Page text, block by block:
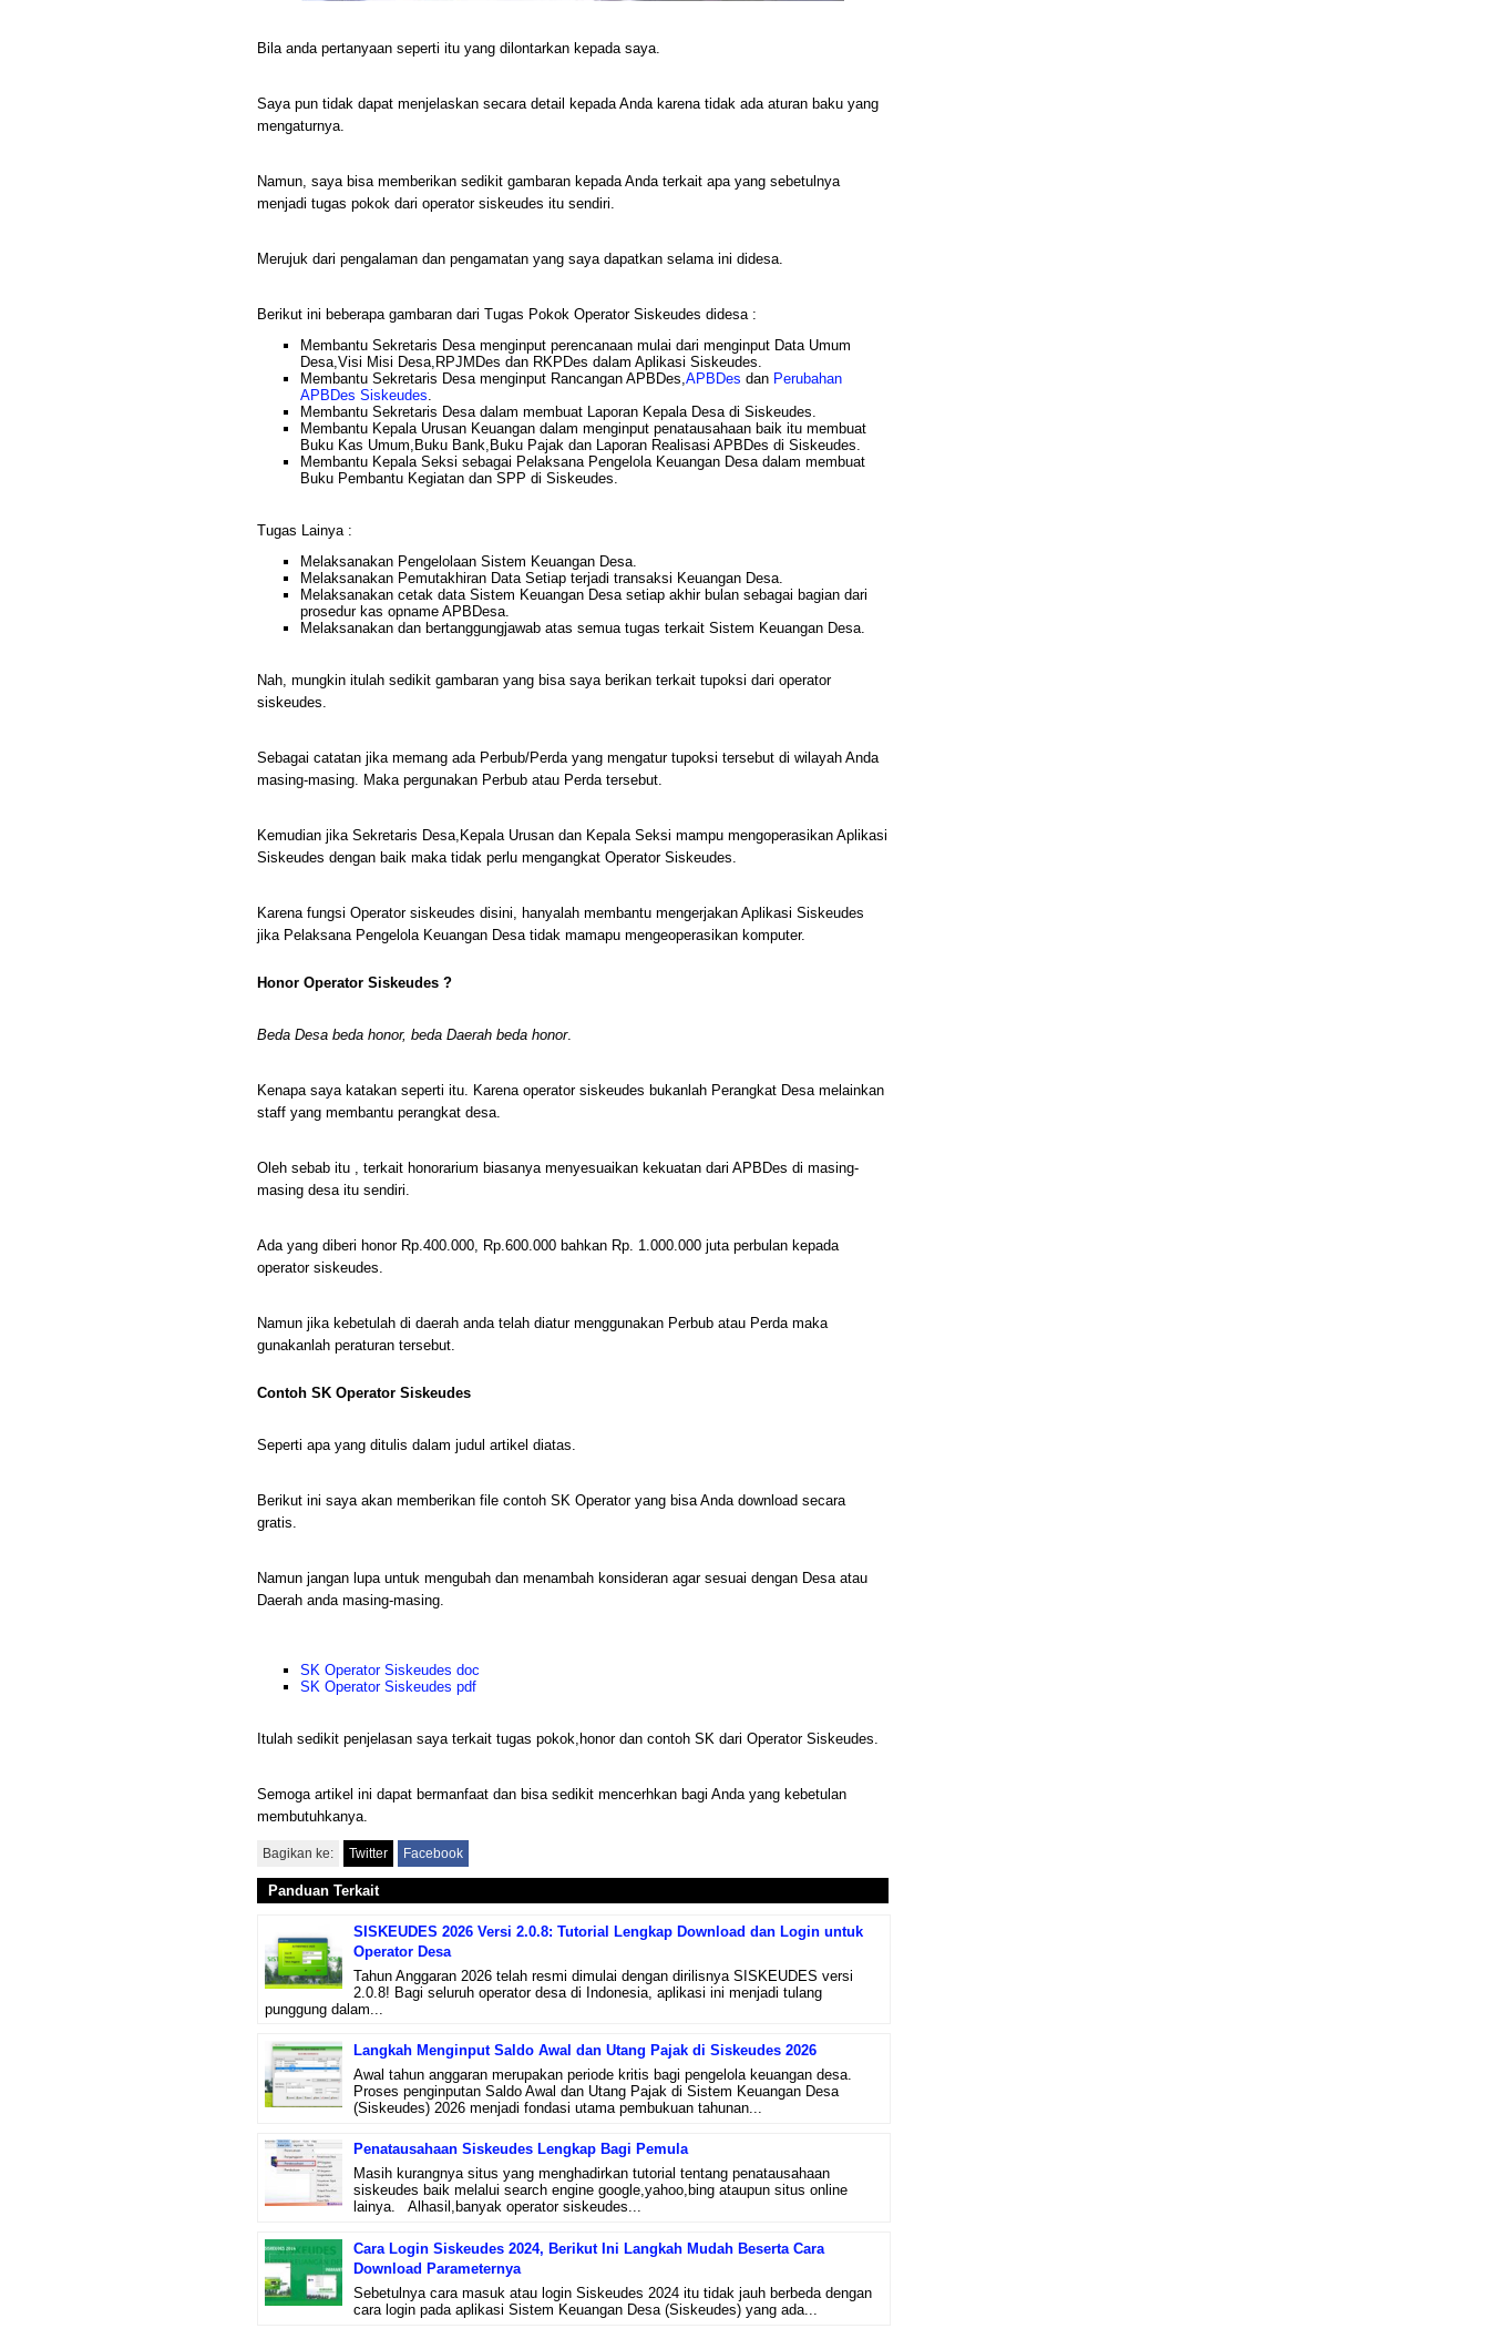
Bila anda pertanyaan seperti itu yang dilontarkan kepada saya.
Saya pun tidak dapat menjelaskan secara detail kepada Anda karena tidak ada aturan baku yang
mengaturnya.
Namun, saya bisa memberikan sedikit gambaran kepada Anda terkait apa yang sebetulnya
menjadi tugas pokok dari operator siskeudes itu sendiri.
Merujuk dari pengalaman dan pengamatan yang saya dapatkan selama ini didesa.
Berikut ini beberapa gambaran dari Tugas Pokok Operator Siskeudes didesa :
Membantu Sekretaris Desa menginput perencanaan mulai dari menginput Data Umum
Desa,Visi Misi Desa,RPJMDes dan RKPDes dalam Aplikasi Siskeudes.
Membantu Sekretaris Desa menginput Rancangan APBDes,APBDes dan Perubahan
APBDes Siskeudes.
Membantu Sekretaris Desa dalam membuat Laporan Kepala Desa di Siskeudes.
Membantu Kepala Urusan Keuangan dalam menginput penatausahaan baik itu membuat
Buku Kas Umum,Buku Bank,Buku Pajak dan Laporan Realisasi APBDes di Siskeudes.
Membantu Kepala Seksi sebagai Pelaksana Pengelola Keuangan Desa dalam membuat
Buku Pembantu Kegiatan dan SPP di Siskeudes.
Tugas Lainya :
Melaksanakan Pengelolaan Sistem Keuangan Desa.
Melaksanakan Pemutakhiran Data Setiap terjadi transaksi Keuangan Desa.
Melaksanakan cetak data Sistem Keuangan Desa setiap akhir bulan sebagai bagian dari
prosedur kas opname APBDesa.
Melaksanakan dan bertanggungjawab atas semua tugas terkait Sistem Keuangan Desa.
Nah, mungkin itulah sedikit gambaran yang bisa saya berikan terkait tupoksi dari operator
siskeudes.
Sebagai catatan jika memang ada Perbub/Perda yang mengatur tupoksi tersebut di wilayah Anda
masing-masing. Maka pergunakan Perbub atau Perda tersebut.
Kemudian jika Sekretaris Desa,Kepala Urusan dan Kepala Seksi mampu mengoperasikan Aplikasi
Siskeudes dengan baik maka tidak perlu mengangkat Operator Siskeudes.
Karena fungsi Operator siskeudes disini, hanyalah membantu mengerjakan Aplikasi Siskeudes
jika Pelaksana Pengelola Keuangan Desa tidak mamapu mengeoperasikan komputer.
Honor Operator Siskeudes ?
Beda Desa beda honor, beda Daerah beda honor.
Kenapa saya katakan seperti itu. Karena operator siskeudes bukanlah Perangkat Desa melainkan
staff yang membantu perangkat desa.
Oleh sebab itu , terkait honorarium biasanya menyesuaikan kekuatan dari APBDes di masing-
masing desa itu sendiri.
Ada yang diberi honor Rp.400.000, Rp.600.000 bahkan Rp. 1.000.000 juta perbulan kepada
operator siskeudes.
Namun jika kebetulah di daerah anda telah diatur menggunakan Perbub atau Perda maka
gunakanlah peraturan tersebut.
Contoh SK Operator Siskeudes
Seperti apa yang ditulis dalam judul artikel diatas.
Berikut ini saya akan memberikan file contoh SK Operator yang bisa Anda download secara
gratis.
Namun jangan lupa untuk mengubah dan menambah konsideran agar sesuai dengan Desa atau
Daerah anda masing-masing.
SK Operator Siskeudes doc
SK Operator Siskeudes pdf
Itulah sedikit penjelasan saya terkait tugas pokok,honor dan contoh SK dari Operator Siskeudes.
Semoga artikel ini dapat bermanfaat dan bisa sedikit mencerhkan bagi Anda yang kebetulan
membutuhkanya.
Bagikan ke: Twitter Facebook
Panduan Terkait
SISKEUDES 2026 Versi 2.0.8: Tutorial Lengkap Download dan Login untuk
Operator Desa
Tahun Anggaran 2026 telah resmi dimulai dengan dirilisnya SISKEUDES versi
2.0.8! Bagi seluruh operator desa di Indonesia, aplikasi ini menjadi tulang
punggung dalam...
Langkah Menginput Saldo Awal dan Utang Pajak di Siskeudes 2026
Awal tahun anggaran merupakan periode kritis bagi pengelola keuangan desa.
Proses penginputan Saldo Awal dan Utang Pajak di Sistem Keuangan Desa
(Siskeudes) 2026 menjadi fondasi utama pembukuan tahunan...
Penatausahaan Siskeudes Lengkap Bagi Pemula
Masih kurangnya situs yang menghadirkan tutorial tentang penatausahaan
siskeudes baik melalui search engine google,yahoo,bing ataupun situs online
lainya. Alhasil,banyak operator siskeudes...
Cara Login Siskeudes 2024, Berikut Ini Langkah Mudah Beserta Cara
Download Parameternya
Sebetulnya cara masuk atau login Siskeudes 2024 itu tidak jauh berbeda dengan
cara login pada aplikasi Sistem Keuangan Desa (Siskeudes) yang ada...